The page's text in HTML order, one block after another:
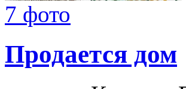
7 фото
Продается дом